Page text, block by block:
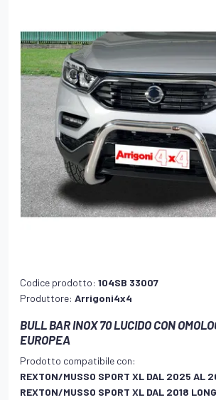
Codice prodotto: 104SB 33007
Produttore: Arrigoni4x4
BULL BAR INOX 70 LUCIDO CON
EUROPEA
Prodotto compatibile con:
REXTON/MUSSO SPORT XL DAL 2025 AL
REXTON/MUSSO SPORT XL DAL 2018